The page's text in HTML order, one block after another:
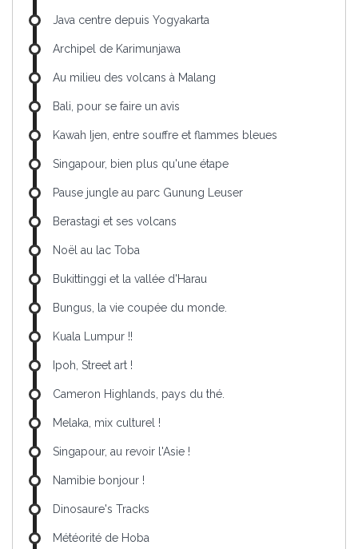
Java centre depuis Yogyakarta
Archipel de Karimunjawa
Au milieu des volcans à Malang
Bali, pour se faire un avis
Kawah Ijen, entre souffre et flammes bleues
Singapour, bien plus qu'une étape
Pause jungle au parc Gunung Leuser
Berastagi et ses volcans
Noël au lac Toba
Bukittinggi et la vallée d'Harau
Bungus, la vie coupée du monde.
Kuala Lumpur !!
Ipoh, Street art !
Cameron Highlands, pays du thé.
Melaka, mix culturel !
Singapour, au revoir l'Asie !
Namibie bonjour !
Dinosaure's Tracks
Météorité de Hoba